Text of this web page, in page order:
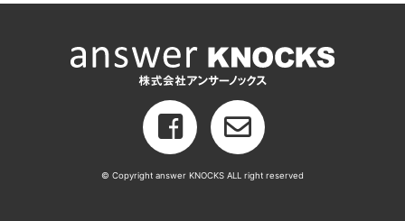
© Copyright answer KNOCKS ALL right reserved